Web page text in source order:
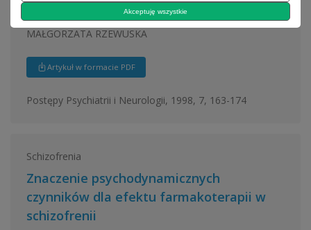
Leczenie farmakologiczne w schizofrenii
MAŁGORZATA RZEWUSKA
Artykuł w formacie PDF
Postępy Psychiatrii i Neurologii, 1998, 7, 163-174
Schizofrenia
Znaczenie psychodynamicznych
czynników dla efektu farmakoterapii w
schizofrenii
Akceptuję wszystkie